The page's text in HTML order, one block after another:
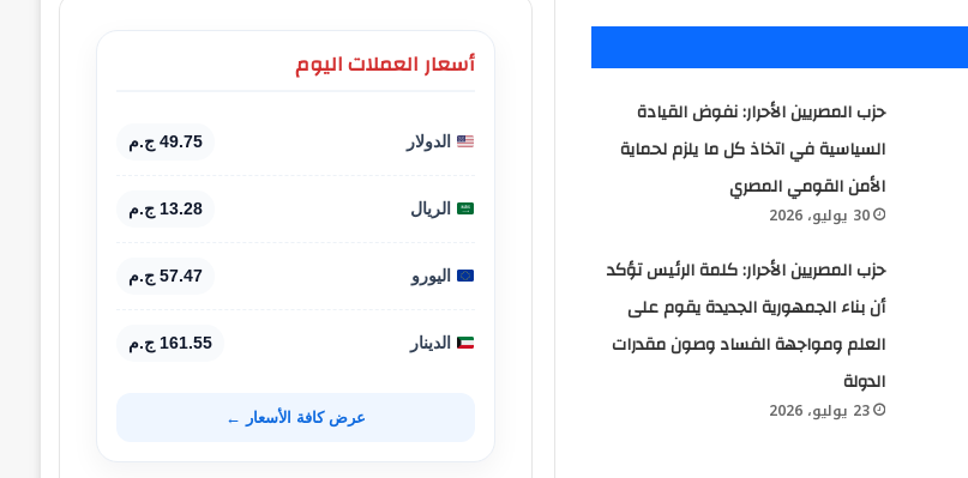
حزب المصريين الأحرار: نفوض القيادة
السياسية في اتخاذ كل ما يلزم لحماية
الأمن القومي المصري
30 يوليو، 2026
حزب المصريين الأحرار: كلمة الرئيس تؤكد
أن بناء الجمهورية الجديدة يقوم على
العلم ومواجهة الفساد وصون مقدرات
الدولة
23 يوليو، 2026
أسعار العملات اليوم
الدولار 49.75 ج.م
الريال 13.28 ج.م
اليورو 57.47 ج.م
الدينار 161.55 ج.م
عرض كافة الأسعار ←